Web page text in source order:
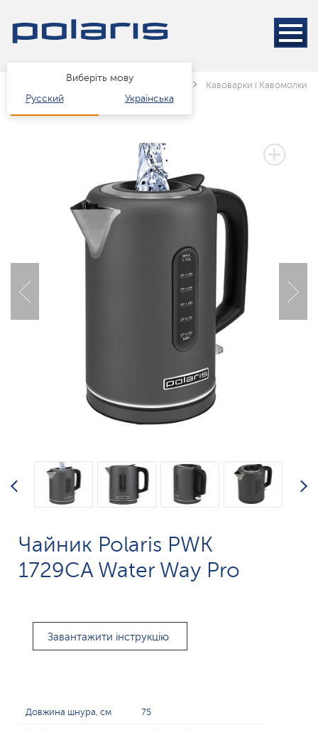
Виберіть мову
Русский
Українська
Каталог Техніка для кухні Кавоварки і Кавомолки
3 РОКИ ГАРАНТІЇ
Чайник Polaris PWK
1729CA Water Way Pro
Завантажити інструкцію
Довжина шнура, см 75